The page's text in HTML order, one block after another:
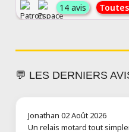
14 avis
💬 LES DERNIERS
Jonathan 02 Août 2026
​Un relais motard tout